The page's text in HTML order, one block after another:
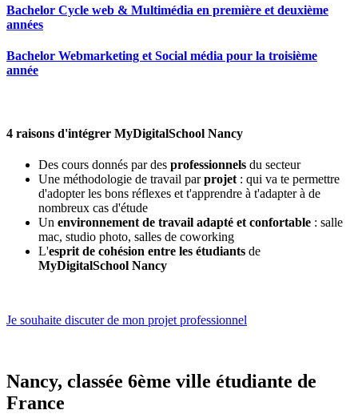
Bachelor Cycle web & Multimédia en première et deuxième
années
Bachelor Webmarketing et Social média pour la troisième
année
4 raisons d'intégrer MyDigitalSchool Nancy
Des cours donnés par des professionnels du secteur
Une méthodologie de travail parprojet : qui va te permettre
d'adopter les bons réflexes et t'apprendre à t'adapter à de
nombreux cas d'étude
Un environnement de travail adapté et confortable : salle
mac, studio photo, salles de coworking
L'esprit de cohésion entre les étudiants de
MyDigitalSchool Nancy
Je souhaite discuter de mon projet professionnel
Nancy, classée 6ème ville étudiante de
France